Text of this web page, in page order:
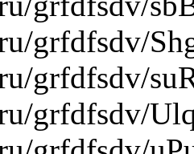
grfdfsdv/
grfdfsdv/
grfdfsdv/